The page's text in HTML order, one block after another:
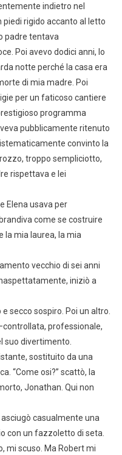
indietro nel
piedi rigido accanto al letto
padre tentava
Poi avevo dodici anni, lo
notte perché la casa era
di mia madre. Poi
per un faticoso cantiere
programma
pubblicamente ritenuto
convinto la
troppo sempliciotto,
rispettava e lei
Elena usava per
come se costruire
la mia laurea, la mia
vecchio di sei anni
iniziò a
secco sospiro. Poi un altro.
professionale,
suo divertimento.
sostituito da una
“Come osi?” scattò, la
Jonathan. Qui non
casualmente una
con un fazzoletto di seta.
mi scuso. Ma Robert mi